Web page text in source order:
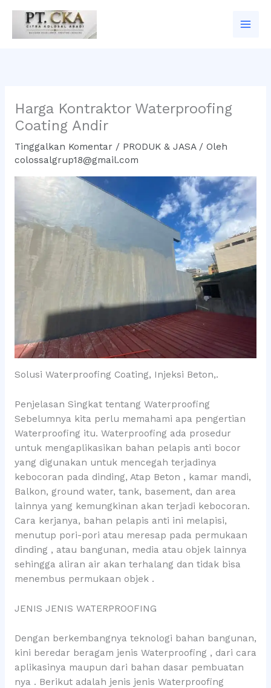
konten
Harga Kontraktor Waterproofing
Coating Andir
Tinggalkan Komentar / PRODUK & JASA/ Oleh
colossalgrup18@gmail.com
Solusi Waterproofing Coating, Injeksi Beton,.
Penjelasan Singkat tentang Waterproofing
Sebelumnya kita perlu memahami apa pengertian
Waterproofing itu. Waterproofing ada prosedur
untuk mengaplikasikan bahan pelapis anti bocor
yang digunakan untuk mencegah terjadinya
kebocoran pada dinding, Atap Beton , kamar mandi,
Balkon, ground water, tank, basement, dan area
lainnya yang kemungkinan akan terjadi kebocoran.
Cara kerjanya, bahan pelapis anti ini melapisi,
menutup pori-pori atau meresap pada permukaan
dinding , atau bangunan, media atau objek lainnya
sehingga aliran air akan terhalang dan tidak bisa
menembus permukaan objek .
JENIS JENIS WATERPROOFING
Dengan berkembangnya teknologi bahan bangunan,
kini beredar beragam jenis Waterproofing , dari cara
aplikasinya maupun dari bahan dasar pembuatan
nya . Berikut adalah jenis jenis Waterproofing